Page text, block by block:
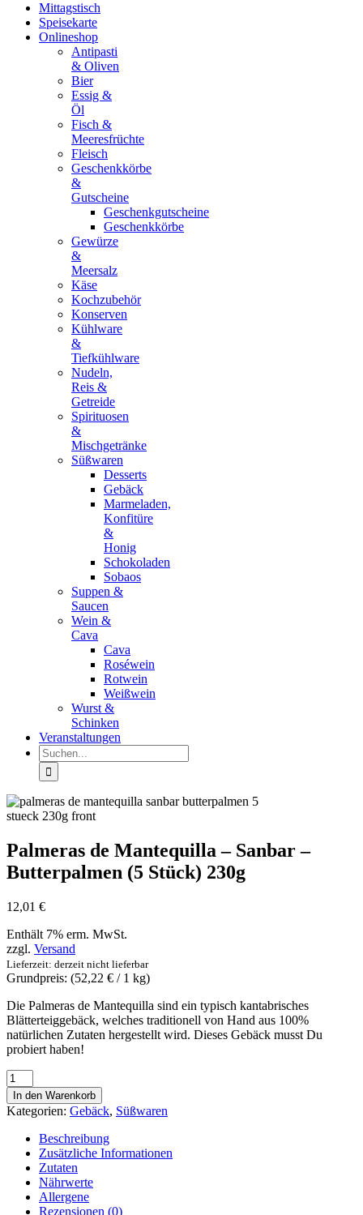
Mittagstisch
Speisekarte
Onlineshop
Antipasti
& Oliven
Bier
Essig &
Öl
Fisch &
Meeresfrüchte
Fleisch
Geschenkkörbe
&
Gutscheine
Geschenkgutscheine
Geschenkkörbe
Gewürze
&
Meersalz
Käse
Kochzubehör
Konserven
Kühlware
&
Tiefkühlware
Nudeln,
Reis &
Getreide
Spirituosen
&
Mischgetränke
Süßwaren
Desserts
Gebäck
Marmeladen,
Konfitüre
&
Honig
Schokoladen
Sobaos
Suppen &
Saucen
Wein &
Cava
Cava
Roséwein
Rotwein
Weißwein
Wurst &
Schinken
Veranstaltungen
Suche
nach:
Palmeras de Mantequilla – Sanbar –
Butterpalmen (5 Stück) 230g
12,01 €
Enthält 7% erm. MwSt.
zzgl. Versand
Lieferzeit: derzeit nicht lieferbar
Grundpreis: (52,22 € / 1 kg)
Die Palmeras de Mantequilla sind ein typisch kantabrisches
Blätterteiggebäck, welches traditionell von Hand aus 100%
natürlichen Zutaten hergestellt wird. Dieses Gebäck musst Du
probiert haben!
Palmeras
de
Mantequilla
-
Sanbar
Butterpalmen
Stück)
230g
In den Warenkorb
Kategorien: Gebäck, Süßwaren
Beschreibung
Zusätzliche Informationen
Zutaten
Nährwerte
Allergene
Rezensionen (0)